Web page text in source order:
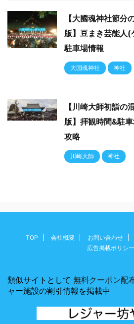
【大國魂神社節
版】豆まき芸能人
駐車場情報
大国魂神社 神社
【川崎大師初詣
版】拝観時間&駐
攻略
川崎大師 神社
TOP 会社概要 お問い合わせ
広告掲載ポリシー
類似サイトとして 無料クーポン配
ャー施設の割引情報を掲載中